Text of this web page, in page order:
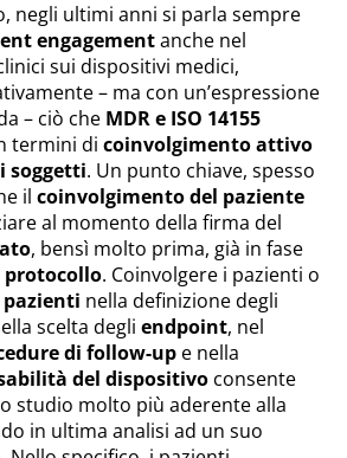
negli ultimi anni si parla sempre
engagementanche nel
sui dispositivi medici,
– ma con un’espressione
– ciò che MDR e ISO 14155
termini di coinvolgimento attivo
soggetti. Un punto chiave, spesso
il coinvolgimento del paziente
al momento della firma del
, bensì molto prima, già in fase
protocollo. Coinvolgere i pazienti o
nella definizione degli
scelta degli endpoint, nel
di follow-up e nella
del dispositivo consente
studio molto più aderente alla
in ultima analisi ad un suo